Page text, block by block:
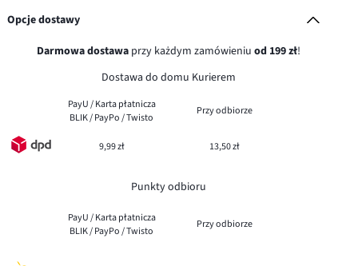
Opcje dostawy
Darmowa dostawaprzy każdym zamówieniu od 199 zł!
Dostawa do domu Kurierem
PayU / Karta płatnicza
BLIK / PayPo / Twisto
Przy odbiorze
9,99 zł 13,50 zł
Punkty odbioru
PayU / Karta płatnicza
BLIK / PayPo / Twisto
Przy odbiorze